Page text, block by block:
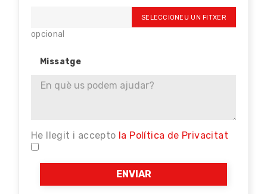
SELECCIONEU UN FITXER
opcional
Missatge
He llegit i accepto la Política de Privacitat